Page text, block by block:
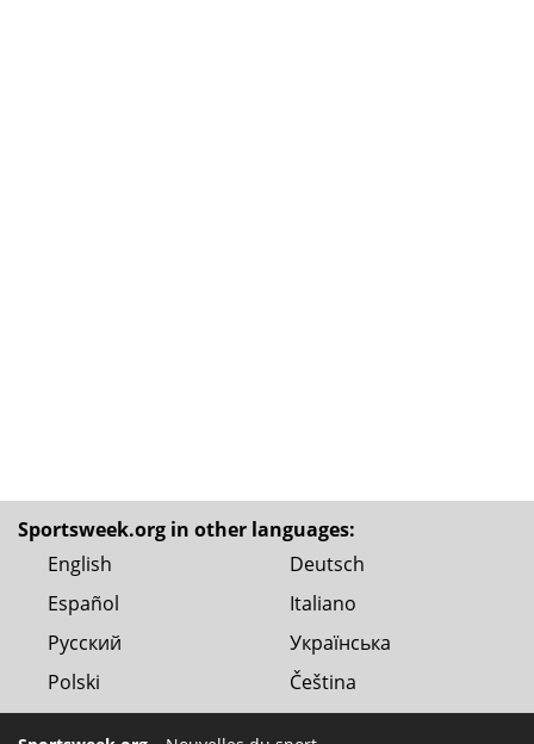
Sportsweek.org in other languages:
English
Deutsch
Español
Italiano
Русский
Українська
Polski
Čeština